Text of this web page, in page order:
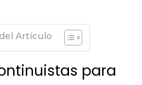
Artículo
para